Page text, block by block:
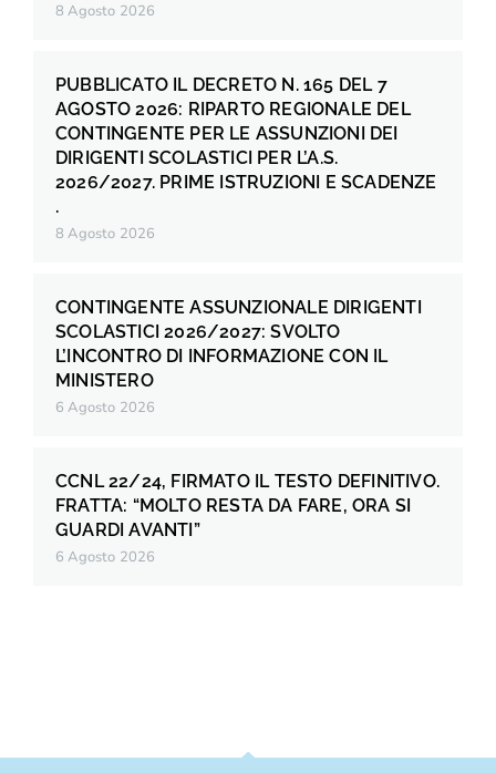
8 Agosto 2026
PUBBLICATO IL DECRETO N. 165 DEL 7
AGOSTO 2026: RIPARTO REGIONALE DEL
CONTINGENTE PER LE ASSUNZIONI DEI
DIRIGENTI SCOLASTICI PER L’A.S.
2026/2027. PRIME ISTRUZIONI E SCADENZE
.
8 Agosto 2026
CONTINGENTE ASSUNZIONALE DIRIGENTI
SCOLASTICI 2026/2027: SVOLTO
L’INCONTRO DI INFORMAZIONE CON IL
MINISTERO
6 Agosto 2026
CCNL 22/24, FIRMATO IL TESTO DEFINITIVO.
FRATTA: “MOLTO RESTA DA FARE, ORA SI
GUARDI AVANTI”
6 Agosto 2026